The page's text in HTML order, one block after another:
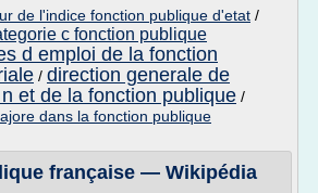
de l'indice fonction publique d'etat /
c fonction publique
d emploi de la fonction
/ direction generale de
et de la fonction publique /
dans la fonction publique
française — Wikipédia